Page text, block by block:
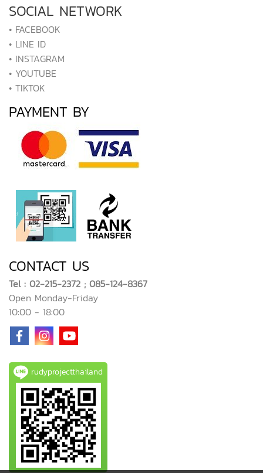
SOCIAL NETWORK
• FACEBOOK
• LINE ID
• INSTAGRAM
• YOUTUBE
• TIKTOK
PAYMENT BY
CONTACT US
Tel : 02-215-2372 ; 085-124-8367
Open Monday-Friday
10:00 - 18:00
rudyprojectthailand